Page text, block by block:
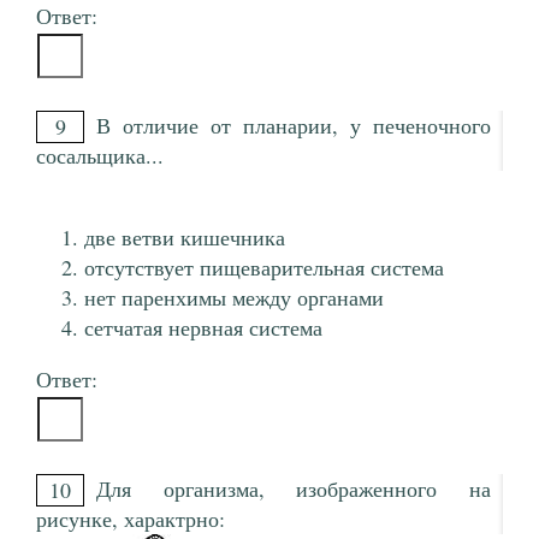
Ответ:
9
В отличие от планарии, у печеночного
сосальщика...
две ветви кишечника
отсутствует пищеварительная система
нет паренхимы между органами
сетчатая нервная система
Ответ:
10
Для организма, изображенного на
рисунке, характрно: